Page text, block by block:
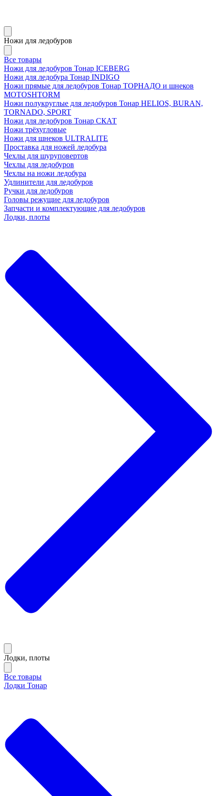
Ножи для ледобуров
Все товары
Ножи для ледобуров Тонар ICEBERG
Ножи для ледобура Тонар INDIGO
Ножи прямые для ледобуров Тонар ТОРНАДО и шнеков
MOTOSHTORM
Ножи полукруглые для ледобуров Тонар HELIOS, BURAN,
TORNADO, SPORT
Ножи для ледобуров Тонар СКАТ
Ножи трёхугловые
Ножи для шнеков ULTRALITE
Проставка для ножей ледобура
Чехлы для шуруповертов
Чехлы для ледобуров
Чехлы на ножи ледобура
Удлинители для ледобуров
Ручки для ледобуров
Головы режущие для ледобуров
Запчасти и комплектующие для ледобуров
Лодки, плоты
Лодки, плоты
Все товары
Лодки Тонар